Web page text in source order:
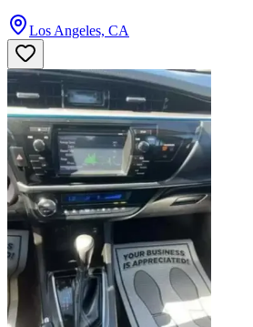
Los Angeles, CA